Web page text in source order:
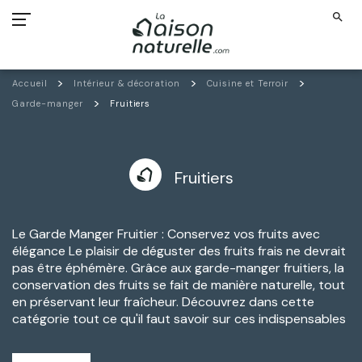
search
Accueil Intérieur & décoration
Cuisine et Terroir
Garde-manger
Fruitiers
Fruitiers
Le Garde Manger Fruitier : Conservez vos fruits avec
élégance Le plaisir de déguster des fruits frais ne devrait
pas être éphémère. Grâce aux garde-manger fruitiers, la
conservation des fruits se fait de manière naturelle, tout
en préservant leur fraîcheur. Découvrez dans cette
catégorie tout ce qu'il faut savoir sur ces indispensables